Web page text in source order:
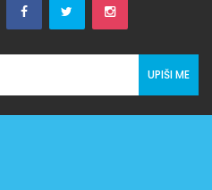
UPIŠI ME